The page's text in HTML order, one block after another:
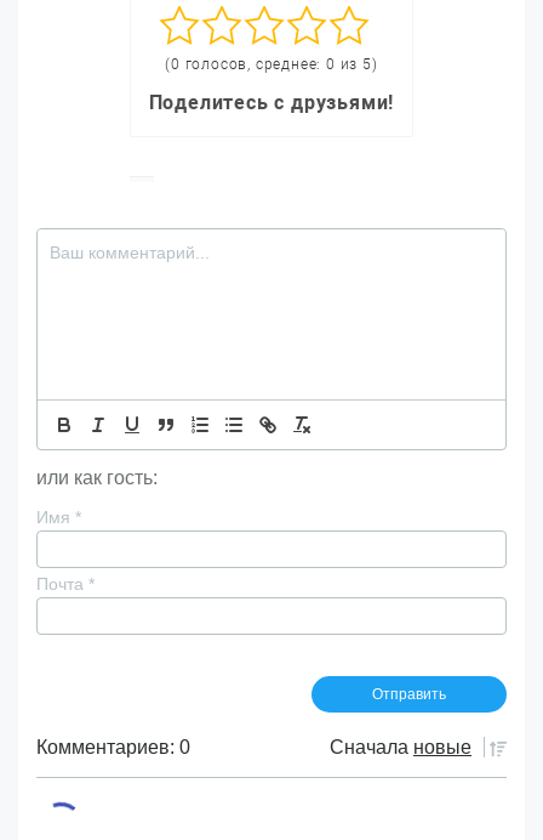
(0 голосов, среднее: 0 из 5)
Поделитесь с друзьями!
или как гость:
Имя *
Почта *
Комментариев: 0 Сначала новые